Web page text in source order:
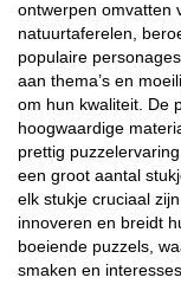
ontwerpen omvatten
natuurtaferelen,
populaire
aan thema’s en
om hun kwaliteit. De
hoogwaardige
prettig
een groot aantal
elk stukje cruciaal
innoveren en breidt
boeiende puzzels,
smaken en